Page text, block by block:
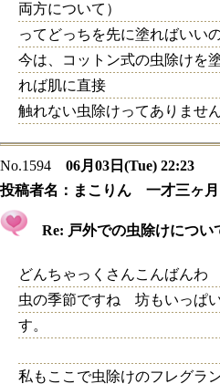
両方について）
ってどっちを先に塗ればいい
今は、コットン式の虫除けを
れば肌に直接
触れない虫除けってありませ
No.1594
06月03日(Tue) 22:23
投稿者名： まこりん 一才三ヶ
Re: 戸外での虫除けについ
どんちゃっくさんこんばんわ
虫の季節ですね 坊もいっぱ
す。
私もここで虫除けのフレグラ